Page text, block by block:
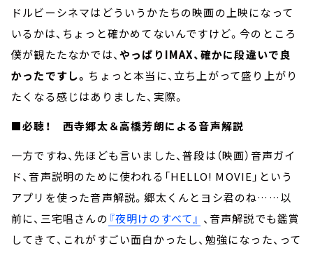
ドルビーシネマはどういうかたちの映画の上映になって
いるかは、ちょっと確かめてないんですけど。今のところ
僕が観たたなかでは、やっぱりIMAX、確かに段違いで良
かったですし。 ちょっと本当に、立ち上がって盛り上がり
たくなる感じはありました、実際。
■必聴！ 西寺郷太＆高橋芳朗による音声解説
一方ですね、先ほども言いました、普段は（映画）音声ガイ
ド、音声説明のために使われる「HELLO! MOVIE」という
アプリを使った音声解説。郷太くんとヨシ君のね……以
前に、三宅唱さんの 『夜明けのすべて』 、音声解説でも鑑賞
してきて、これがすごい面白かったし、勉強になった、って